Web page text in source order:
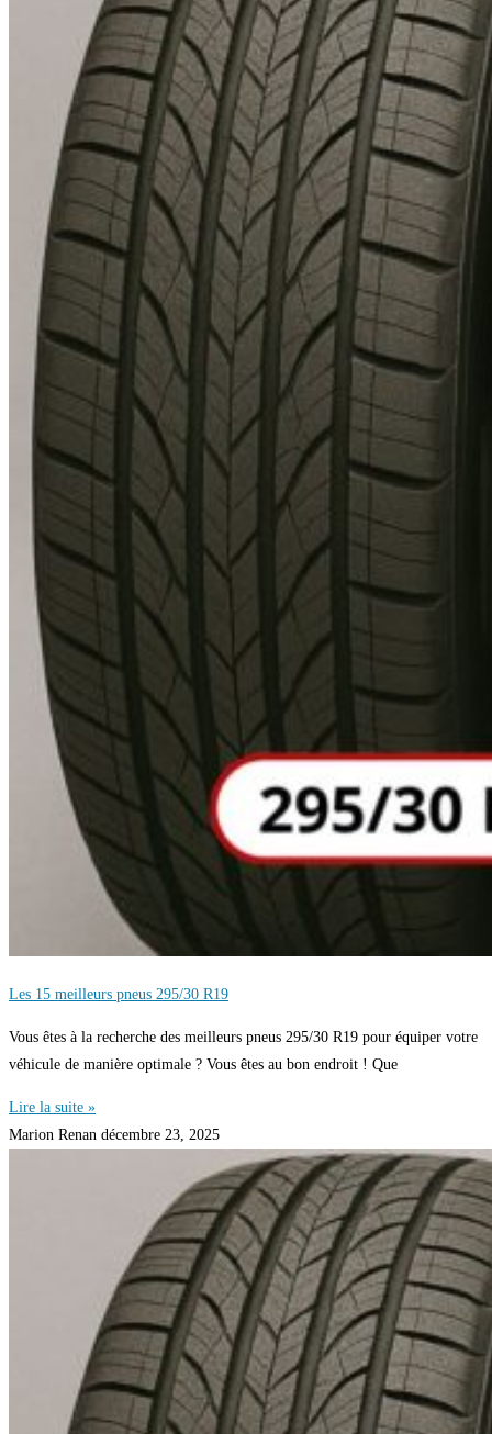
Les 15 meilleurs pneus 295/30 R19
Vous êtes à la recherche des meilleurs pneus 295/30 R19 pour équiper votre
véhicule de manière optimale ? Vous êtes au bon endroit ! Que
Lire la suite »
Marion Renan décembre 23, 2025